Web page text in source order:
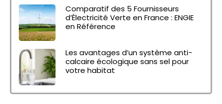
Comparatif des 5 Fournisseurs
d’Électricité Verte en France : ENGIE
en Référence
Les avantages d’un système anti-
calcaire écologique sans sel pour
votre habitat